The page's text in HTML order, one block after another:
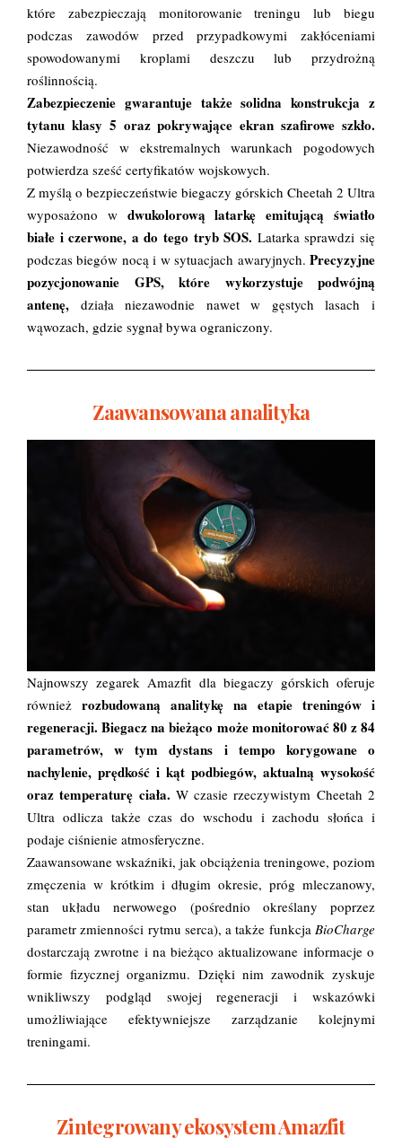
które zabezpieczają monitorowanie treningu lub biegu
podczas zawodów przed przypadkowymi zakłóceniami
spowodowanymi kroplami deszczu lub przydrożną
roślinnością.
Zabezpieczenie gwarantuje także solidna konstrukcja z
tytanu klasy 5 oraz pokrywające ekran szafirowe szkło.
Niezawodność w ekstremalnych warunkach pogodowych
potwierdza sześć certyfikatów wojskowych.
Z myślą o bezpieczeństwie biegaczy górskich Cheetah 2 Ultra
wyposażono w dwukolorową latarkę emitującą światło
białe i czerwone, a do tego tryb SOS. Latarka sprawdzi się
podczas biegów nocą i w sytuacjach awaryjnych. Precyzyjne
pozycjonowanie GPS, które wykorzystuje podwójną
antenę, działa niezawodnie nawet w gęstych lasach i
wąwozach, gdzie sygnał bywa ograniczony.
Zaawansowana analityka
Najnowszy zegarek Amazfit dla biegaczy górskich oferuje
również rozbudowaną analitykę na etapie treningów i
regeneracji. Biegacz na bieżąco może monitorować 80 z 84
parametrów, w tym dystans i tempo korygowane o
nachylenie, prędkość i kąt podbiegów, aktualną wysokość
oraz temperaturę ciała. W czasie rzeczywistym Cheetah 2
Ultra odlicza także czas do wschodu i zachodu słońca i
podaje ciśnienie atmosferyczne.
Zaawansowane wskaźniki, jak obciążenia treningowe, poziom
zmęczenia w krótkim i długim okresie, próg mleczanowy,
stan układu nerwowego (pośrednio określany poprzez
parametr zmienności rytmu serca), a także funkcja BioCharge
dostarczają zwrotne i na bieżąco aktualizowane informacje o
formie fizycznej organizmu. Dzięki nim zawodnik zyskuje
wnikliwszy podgląd swojej regeneracji i wskazówki
umożliwiające efektywniejsze zarządzanie kolejnymi
treningami.
Zintegrowany ekosystem Amazfit